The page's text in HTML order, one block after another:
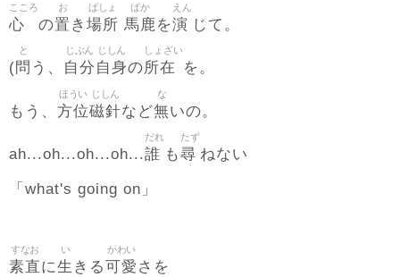
心
こころ
の置
お
き 場所
ばしょ
馬鹿
ばか
を演
えん
じて。
(問
と
う、 自分
じぶん
自身
じしん
の所在
しょざい
を。
もう、 方位
ほうい
磁針
じしん
など無
な
いの。
ah...oh...oh...oh...誰
だれ
も尋
たず
ねない
「what's going on」
素直
すなお
に生
い
きる 可愛
かわい
さを